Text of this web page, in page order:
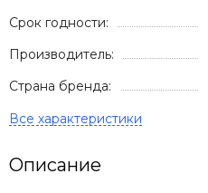
Срок годности:
Производитель:
Страна бренда:
Описание